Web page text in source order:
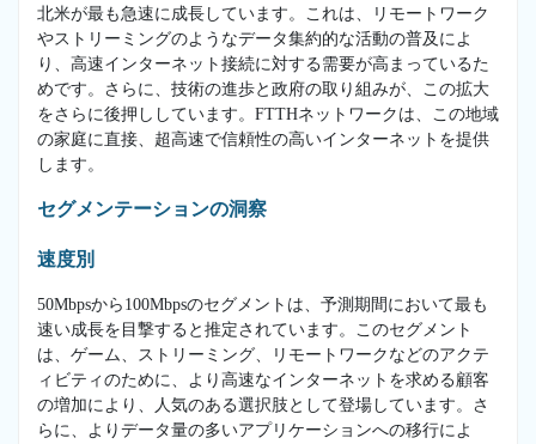
北米が最も急速に成長しています。これは、リモートワーク
やストリーミングのようなデータ集約的な活動の普及によ
り、高速インターネット接続に対する需要が高まっているた
めです。さらに、技術の進歩と政府の取り組みが、この拡大
をさらに後押ししています。FTTHネットワークは、この地域
の家庭に直接、超高速で信頼性の高いインターネットを提供
します。
セグメンテーションの洞察
速度別
50Mbpsから100Mbpsのセグメントは、予測期間において最も
速い成長を目撃すると推定されています。このセグメント
は、ゲーム、ストリーミング、リモートワークなどのアクテ
ィビティのために、より高速なインターネットを求める顧客
の増加により、人気のある選択肢として登場しています。さ
らに、よりデータ量の多いアプリケーションへの移行によ